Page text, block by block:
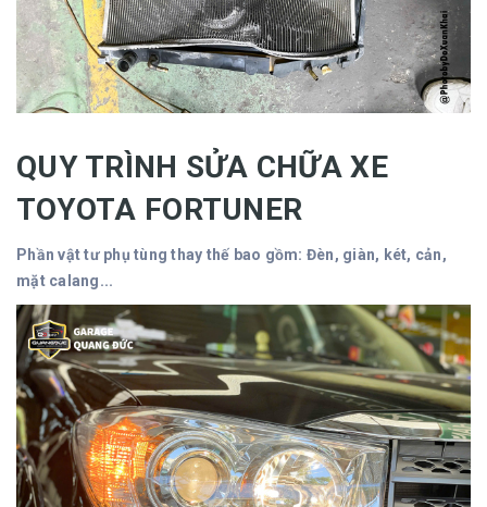
QUY TRÌNH SỬA CHỮA XE
TOYOTA FORTUNER
Phần vật tư phụ tùng thay thế bao gồm: Đèn, giàn, két, cản,
mặt calang...